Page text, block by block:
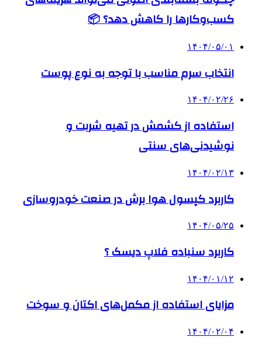
کسب‌وکارها را کاهش دهد؟ 📦
۱۴۰۴/۰۵/۰۱
انتخاب سرم مناسب با توجه به نوع پوست
۱۴۰۴/۰۲/۲۶
استفاده از کشمش در تهیه شربت و
نوشیدنی‌های سنتی
۱۴۰۴/۰۲/۱۳
کاربرد کپسول هوا برش در صنعت خودروسازی
۱۴۰۴/۰۵/۲۵
کاربرد سنباده فلاپ دیسک ؟
۱۴۰۴/۰۱/۱۲
مزایای استفاده از مکمل‌های اکتان و سوخت
۱۴۰۴/۰۲/۰۴